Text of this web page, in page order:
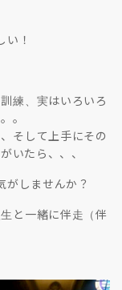
い！
練、実はいろいろ
。
そして上手にその
いたら、、、
がしませんか？
と一緒に伴走（伴